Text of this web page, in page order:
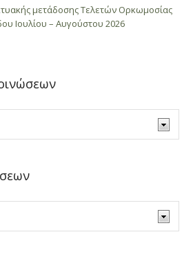
μετάδοσης Τελετών Ορκωμοσίας
Ιουλίου – Αυγούστου 2026